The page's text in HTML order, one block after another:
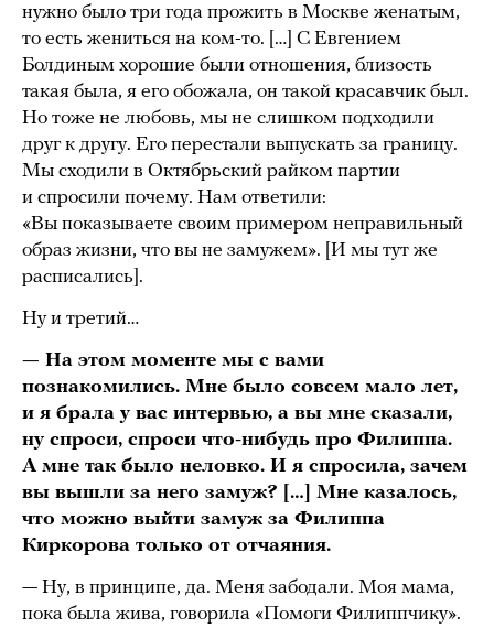
нужно было три года прожить в Москве женатым,
то есть жениться на ком-то. […] С Евгением
Болдиным хорошие были отношения, близость
такая была, я его обожала, он такой красавчик был.
Но тоже не любовь, мы не слишком подходили
друг к другу. Его перестали выпускать за границу.
Мы сходили в Октябрьский райком партии
и спросили почему. Нам ответили:
«Вы показываете своим примером неправильный
образ жизни, что вы не замужем». [И мы тут же
расписались].
Ну и третий…
— На этом моменте мы с вами
познакомились. Мне было совсем мало лет,
и я брала у вас интервью, а вы мне сказали,
ну спроси, спроси что-нибудь про Филиппа.
А мне так было неловко. И я спросила, зачем
вы вышли за него замуж? […] Мне казалось,
что можно выйти замуж за Филиппа
Киркорова только от отчаяния.
— Ну, в принципе, да. Меня забодали. Моя мама,
пока была жива, говорила «Помоги Филиппчику».